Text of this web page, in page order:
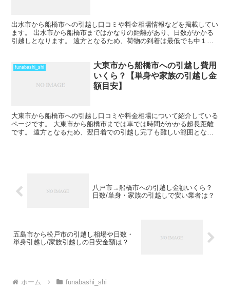
出水市から船橋市への引越し口コミや料金相場情報などを掲載してい
ます。 出水市から船橋市まではかなりの距離があり、日数がかかる
引越しとなります。 遠方となるため、荷物の到着は最低でも中１日
funabashi_shi
大東市から船橋市への引越し費用
いくら？【単身や家族の引越し金
額目安】
大東市から船橋市への引越し口コミや料金相場について紹介している
ページです。 大東市から船橋市までは車では時間がかかる超長距離
です。 遠方となるため、翌日着での引越し完了も難しい範囲となり
八戸市→船橋市への引越し金額いくら？
日数/単身・家族の引越しで安い業者は？
五島市から松戸市の引越し相場や日数・
単身引越し/家族引越しの目安金額は？
ホーム funabashi_shi